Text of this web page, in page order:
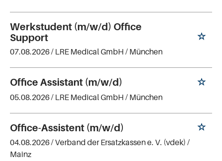
Werkstudent (m/w/d) Office
Support
07.08.2026 / LRE Medical GmbH / München
Office Assistant (m/w/d)
05.08.2026 / LRE Medical GmbH / München
Office-Assistent (m/w/d)
04.08.2026 /Verband der Ersatzkassen e. V. (vdek) /
Mainz